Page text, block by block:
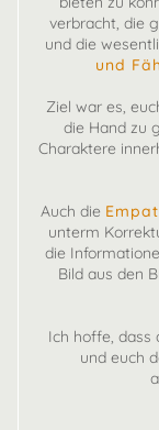
verbracht, die
und die
und
Ziel war es,
die Hand zu
Charaktere
Auch die
unterm
die
Bild aus den
Ich hoffe, dass
und euch